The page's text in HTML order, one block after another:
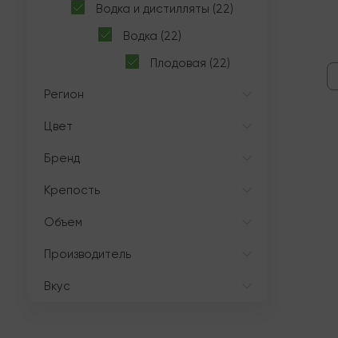
Водка и дистилляты (22)
Водка (22)
Плодовая (22)
Регион
Цвет
Бренд
Крепость
Объем
Производитель
Вкус